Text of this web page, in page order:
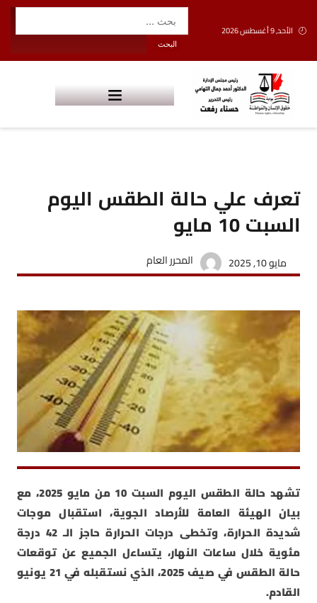
الأحد, 9 أغسطس 2026
تعرف علي حالة الطقس اليوم
السبت 10 مايو
مايو 10, 2025 المحرر العام
تشهد حالة الطقس اليوم السبت 10 من مايو 2025، مع
بيان الهيئة العامة للأرصاد الجوية، استقبال موجات
شديدة الحرارة، وتخطى درجات الحرارة حاجز الـ 42 درجة
مئوية خلال ساعات النهار، يتساءل الجميع عن توقعات
حالة الطقس في صيف 2025، الذي نستقبله في 21 يونيو
القادم.